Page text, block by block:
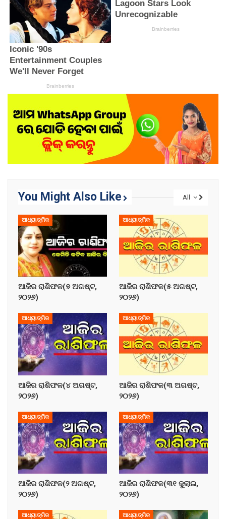
All
You Might Also Like
ଆଧ୍ୟାତ୍ମିକ
ଆଜିର ରାଶିଫଳ(୭ ଅଗଷ୍ଟ,
୨୦୨୬)
ଆଧ୍ୟାତ୍ମିକ
ଆଜିର ରାଶିଫଳ(୫ ଅଗଷ୍ଟ,
୨୦୨୬)
ଆଧ୍ୟାତ୍ମିକ
ଆଜିର ରାଶିଫଳ(୪ ଅଗଷ୍ଟ,
୨୦୨୬)
ଆଧ୍ୟାତ୍ମିକ
ଆଜିର ରାଶିଫଳ(୩ ଅଗଷ୍ଟ,
୨୦୨୬)
ଆଧ୍ୟାତ୍ମିକ
ଆଜିର ରାଶିଫଳ(୨ ଅଗଷ୍ଟ,
୨୦୨୬)
ଆଧ୍ୟାତ୍ମିକ
ଆଜିର ରାଶିଫଳ(୩୧ ଜୁଲାଇ,
୨୦୨୬)
ଆଧ୍ୟାତ୍ମିକ ଆଧ୍ୟାତ୍ମିକ